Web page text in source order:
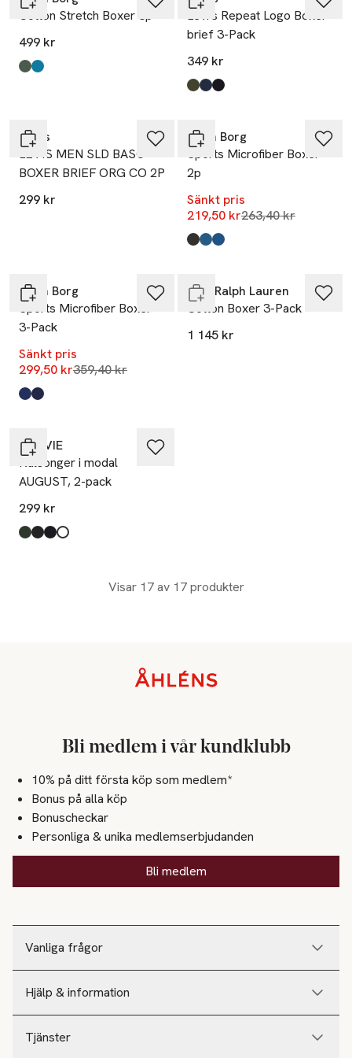
Cotton Stretch Boxer 3p
499 kr
Produkten finns i färgerna:
Multipack 2
Multipack 1
Levi's Repeat Logo Boxer
brief 3-Pack
349 kr
Produkten finns i färgerna:
Khaki Combo
Navy Combo
Black,
Levi's
LEVIS MEN SLD BASC
BOXER BRIEF ORG CO 2P
299 kr
Björn Borg
Sports Microfiber Boxer
2p
Sänkt pris
219,50 krLägsta pris 30
263,40 kr
Produkten finns i färgerna:
Multipack 3
Multipack 1
Multipack 2
Björn Borg
Sports Microfiber Boxer
3-Pack
Sänkt pris
299,50 krLägsta pris 30 dagar
359,40 kr
Produkten finns i färgerna:
Multipack 2
Multipack 1
Polo Ralph Lauren
Cotton Boxer 3-Pack
1 145 kr
NORVIE
Kalsonger i modal
AUGUST, 2-pack
299 kr
Produkten finns i färgerna:
Green,
Black,
Navy,
White,
Visar 17 av 17 produkter
Vanliga frågor
Hjälp & information
Tjänster
Bli medlem i vår kundklubb
10% på ditt första köp som medlem*
Bonus på alla köp
Bonuscheckar
Personliga & unika medlemserbjudanden
Bli medlem